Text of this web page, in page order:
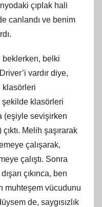
çıplak hali
canlandı ve benim
beklerken, belki
vardır diye,
klasörleri
şekilde klasörleri
(eşiyle sevişirken
Melih şaşırarak
çalışarak,
çalıştı. Sonra
çıkınca, ben
muhteşem vücudunu
de, saygısızlık